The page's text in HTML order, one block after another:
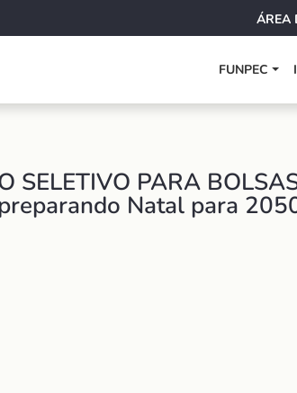
ÁREA
FUNPEC
SELETIVO PARA
Natal para